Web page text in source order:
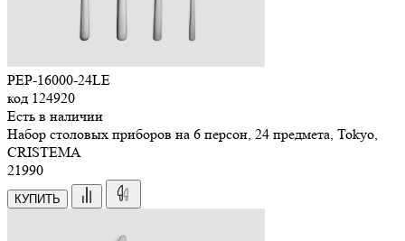
PEP-16000-24LE
код 124920
Есть в наличии
Набор столовых приборов на 6 персон, 24 предмета, Tokyo,
CRISTEMA
21990
КУПИТЬ